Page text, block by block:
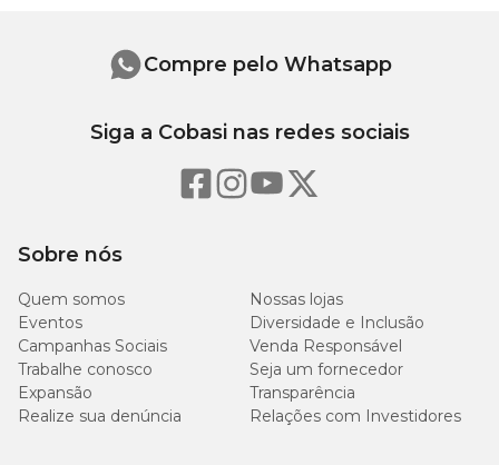
Sobre nós
Quem somos
Nossas lojas
Eventos
Diversidade e Inclusão
Campanhas Sociais
Venda Responsável
Trabalhe conosco
Seja um fornecedor
Expansão
Transparência
Realize sua denúncia
Relações com Investidores
Compre pelo Whatsapp
Siga a Cobasi nas redes sociais